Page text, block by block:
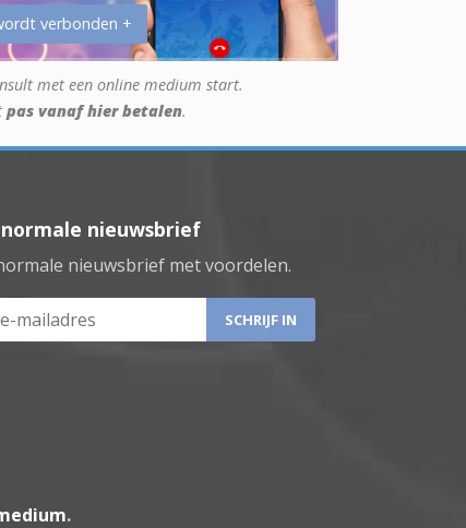
verbonden +
met een online medium start.
pas vanaf hier betalen.
nieuwsbrief
nieuwsbrief met voordelen.
mailadres
.